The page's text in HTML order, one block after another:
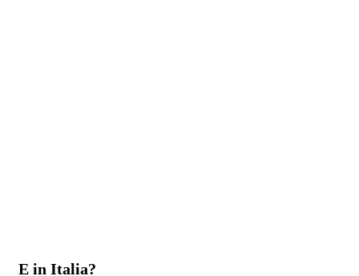
E in Italia?